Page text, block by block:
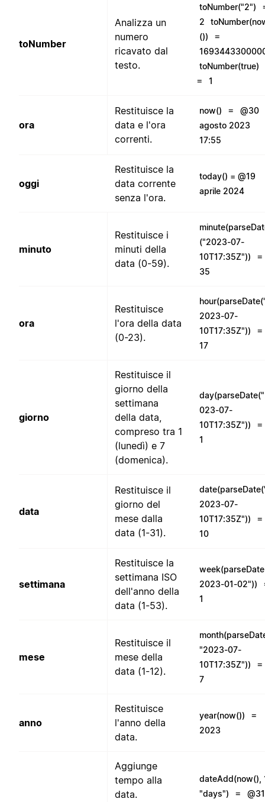
toNumber
Analizza un
numero
ricavato dal
testo.
toNumber("2")
2
())
=
toNumber(true)
= 1
ora
Restituisce la
data e l'ora
correnti.
now() =
@30
agosto 2023
17:55
oggi
Restituisce la
data corrente
senza l'ora.
today() = @19
aprile 2024
minuto
Restituisce i
minuti della
data (0-59).
("2023-07-
10T17:35Z"))
=
35
ora
Restituisce
l'ora della data
(0-23).
2023-07-
10T17:35Z"))
=
17
giorno
Restituisce il
giorno della
settimana
della data,
compreso tra 1
(lunedì) e 7
(domenica).
023-07-
10T17:35Z"))
=
1
data
Restituisce il
giorno del
mese dalla
data (1-31).
2023-07-
10T17:35Z"))
=
10
settimana
Restituisce la
settimana ISO
dell'anno della
data (1-53).
2023-01-02"))
1
mese
Restituisce il
mese della
data (1-12).
"2023-07-
10T17:35Z"))
=
7
anno
Restituisce
l'anno della
data.
year(now()) =
2023
Aggiunge
tempo alla
data.
dateAdd(now(),
"days")
=
@31